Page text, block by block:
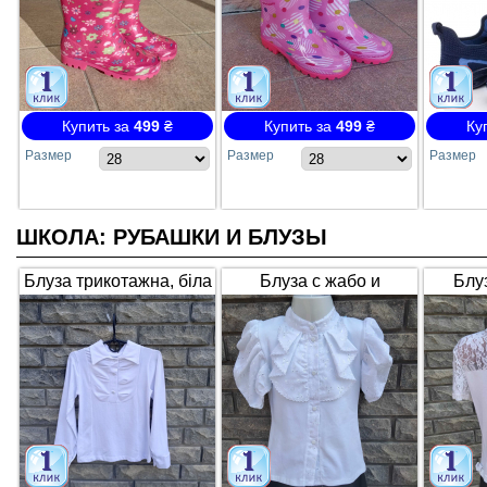
Купить за 499 ₴
Размер
Купить за 499 ₴
Размер Размер
ШКОЛА: РУБАШКИ И БЛУЗЫ
Блуза трикотажна, біла
1618
Блуза с жабо и
воланами 0156